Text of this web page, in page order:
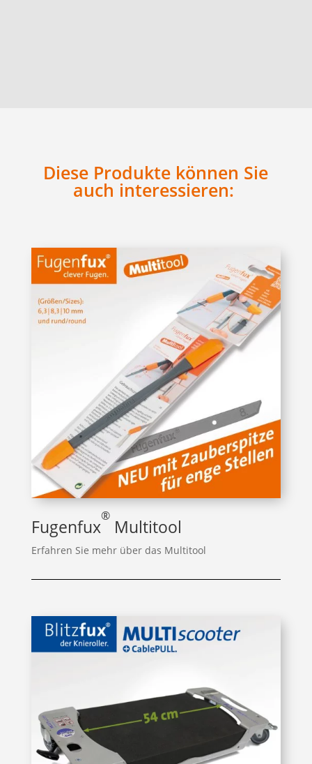
Diese Produkte können Sie
auch interessieren:
Fugenfux® Multitool
Erfahren Sie mehr über das Multitool